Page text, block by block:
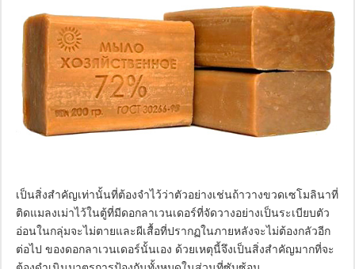
เป็นสิ่งสำคัญเท่านั้นที่ต้องจำไว้ว่าตัวอย่างเช่นถ้าวางขวดเซโมลินาที่
ติดแมลงเม่าไว้ในตู้ที่มีดอกลาเวนเดอร์ที่จัดวางอย่างเป็นระเบียบตัว
อ่อนในกลุ่มจะไม่ตายและผีเสื้อที่ปรากฏในภายหลังจะไม่ต้องกลัวอีก
ต่อไป ของดอกลาเวนเดอร์นั้นเอง ด้วยเหตุนี้จึงเป็นสิ่งสำคัญมากที่จะ